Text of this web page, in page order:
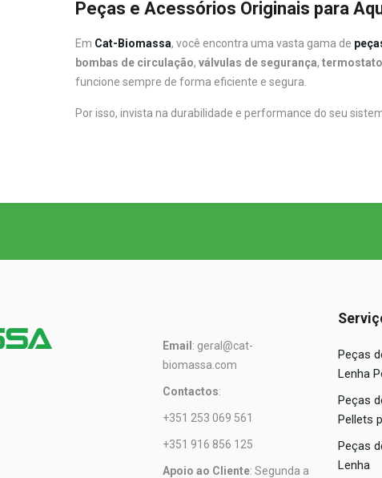
Peças e Acessórios Originais para
Em Cat-Biomassa, você encontra uma vasta gama de
bombas de circulação, válvulas de segurança,
funcione sempre de forma eficiente e segura.
Por isso, invista na durabilidade e performance do seu
Email : geral@cat-
biomassa.com
Contactos:
+351 253 069 561
+351 916 856 125
Apoio ao Cliente: Segunda a
Peças
Lenha
Peças
Pellets
Peças
Lenha